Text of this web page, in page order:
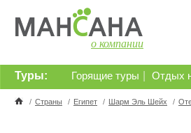
о компании
Горящие туры Отдых
Туры:
/ Страны / Египет / Шарм Эль Шейх /